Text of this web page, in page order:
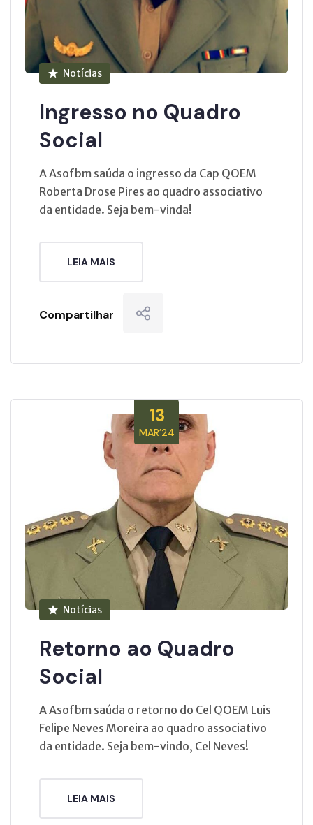
Notícias
Ingresso no Quadro
Social
A Asofbm saúda o ingresso da Cap QOEM
Roberta Drose Pires ao quadro associativo
da entidade. Seja bem-vinda!
LEIA MAIS
Compartilhar
13
MAR’24
Notícias
Retorno ao Quadro
Social
A Asofbm saúda o retorno do Cel QOEM Luis
Felipe Neves Moreira ao quadro associativo
da entidade. Seja bem-vindo, Cel Neves!
LEIA MAIS